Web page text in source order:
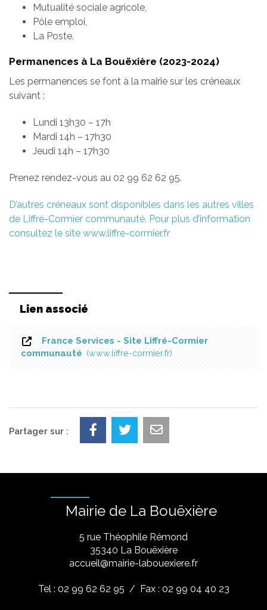
Mutualité sociale agricole,
Pôle emploi,
La Poste.
Permanences à La Bouëxière (2023-2024)
Les permanences se font à la mairie sur les créneaux
suivant :
Lundi 13h30 – 17h
Mardi 14h – 17h30
Jeudi 14h – 17h30
Prenez rendez-vous au 02 99 62 62 95.
D’autres créneaux sont disponibles dans les autres villes
de Liffré-Cormier communauté. Pour plus d’information
consultez le site www.liffre-cormier.fr
Lien associé
France Services - Site Liffré-Cormier
communauté
www.liffre-cormier.fr
Partager sur :
Mairie de La Bouëxière
5 rue Théophile Rémond
​35340 La Bouëxière
accueil@mairie-labouexiere.fr
Tel : 02 99 62 62 95 / Fax : 02 99 04 40 23